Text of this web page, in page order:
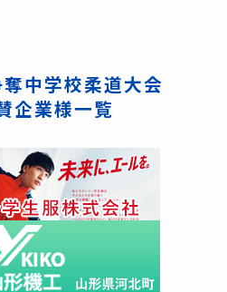
中学校柔道大会
企業様一覧